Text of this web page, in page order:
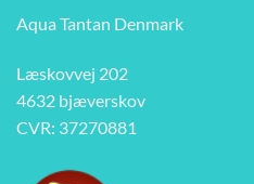
Aqua Tantan Denmark
Læskovvej 202
4632 bjæverskov
CVR: 37270881